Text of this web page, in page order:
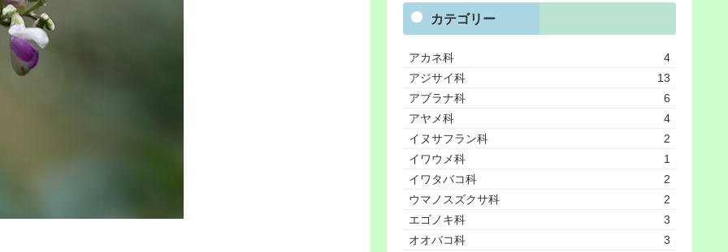
カテゴリー
アカネ科
4
アジサイ科
13
アブラナ科
6
アヤメ科
4
イヌサフラン科
2
イワウメ科
1
イワタバコ科
2
ウマノスズクサ科
2
エゴノキ科
3
オオバコ科
3